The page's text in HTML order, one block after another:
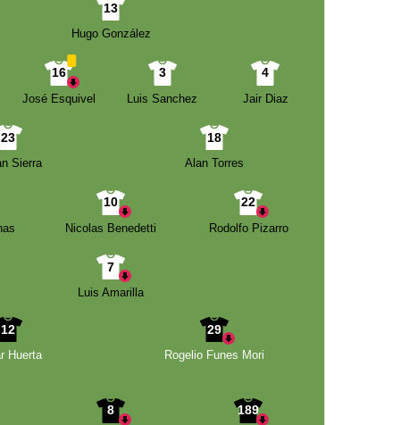
13
Hugo González
16
José Esquivel
3
Luis Sanchez
4
Jair Diaz
23
Sierra
18
Alan Torres
10
Nicolas Benedetti
22
Rodolfo Pizarro
7
Luis Amarilla
12
Huerta
29
Rogelio Funes Mori
8
189